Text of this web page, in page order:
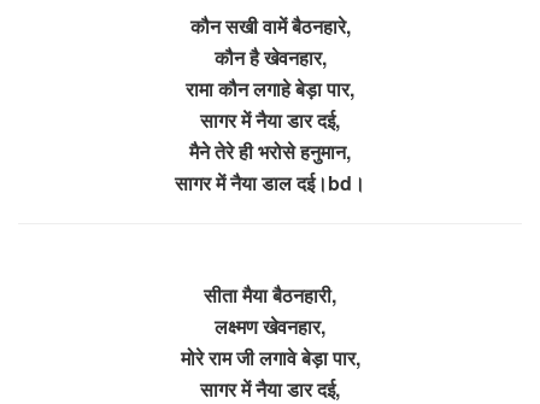
कौन सखी वामें बैठनहारे,
कौन है खेवनहार,
रामा कौन लगाहे बेड़ा पार,
सागर में नैया डार दई,
मैने तेरे ही भरोसे हनुमान,
सागर में नैया डाल दई।bd।
सीता मैया बैठनहारी,
लक्ष्मण खेवनहार,
मोरे राम जी लगावे बेड़ा पार,
सागर में नैया डार दई,